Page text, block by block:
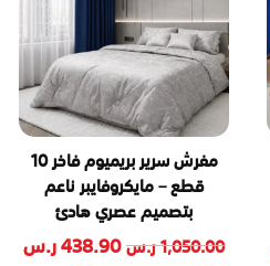
مفرش سرير بريميوم فاخر 10
قطع – مايكروفايبر ناعم
بتصميم عصري هادئ
1,050.00ر.س438.90ر.س